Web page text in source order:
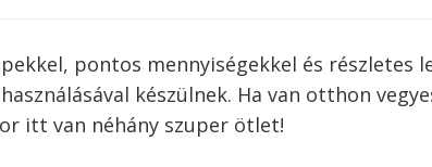
pontos mennyiségekkel és részletes
készülnek. Ha van otthon
itt van néhány szuper ötlet!